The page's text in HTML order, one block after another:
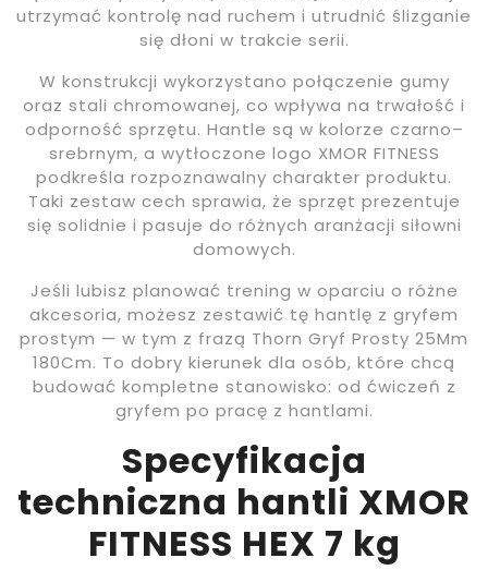
utrzymać kontrolę nad ruchem i utrudnić ślizganie
się dłoni w trakcie serii.
W konstrukcji wykorzystano połączenie gumy
oraz stali chromowanej, co wpływa na trwałość i
odporność sprzętu. Hantle są w kolorze czarno–
srebrnym, a wytłoczone logo XMOR FITNESS
podkreśla rozpoznawalny charakter produktu.
Taki zestaw cech sprawia, że sprzęt prezentuje
się solidnie i pasuje do różnych aranżacji siłowni
domowych.
Jeśli lubisz planować trening w oparciu o różne
akcesoria, możesz zestawić tę hantlę z gryfem
prostym — w tym z frazą Thorn Gryf Prosty 25Mm
180Cm. To dobry kierunek dla osób, które chcą
budować kompletne stanowisko: od ćwiczeń z
gryfem po pracę z hantlami.
Specyfikacja
techniczna hantli XMOR
FITNESS HEX 7 kg